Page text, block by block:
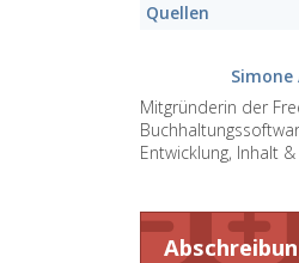
Quellen
Simone
Mitgründerin der
Entwicklung, Inhalt